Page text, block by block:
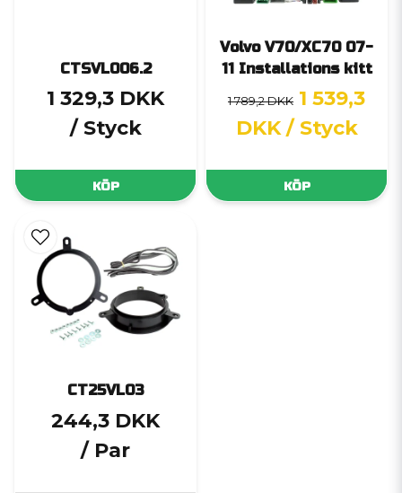
CTSVL006.2
1 329,3 DKK
/ Styck
KÖP
Volvo V70/XC70 07-
11 Installations kitt
1 789,2 DKK 1 539,3
DKK / Styck
KÖP
CT25VL03
244,3 DKK
/ Par